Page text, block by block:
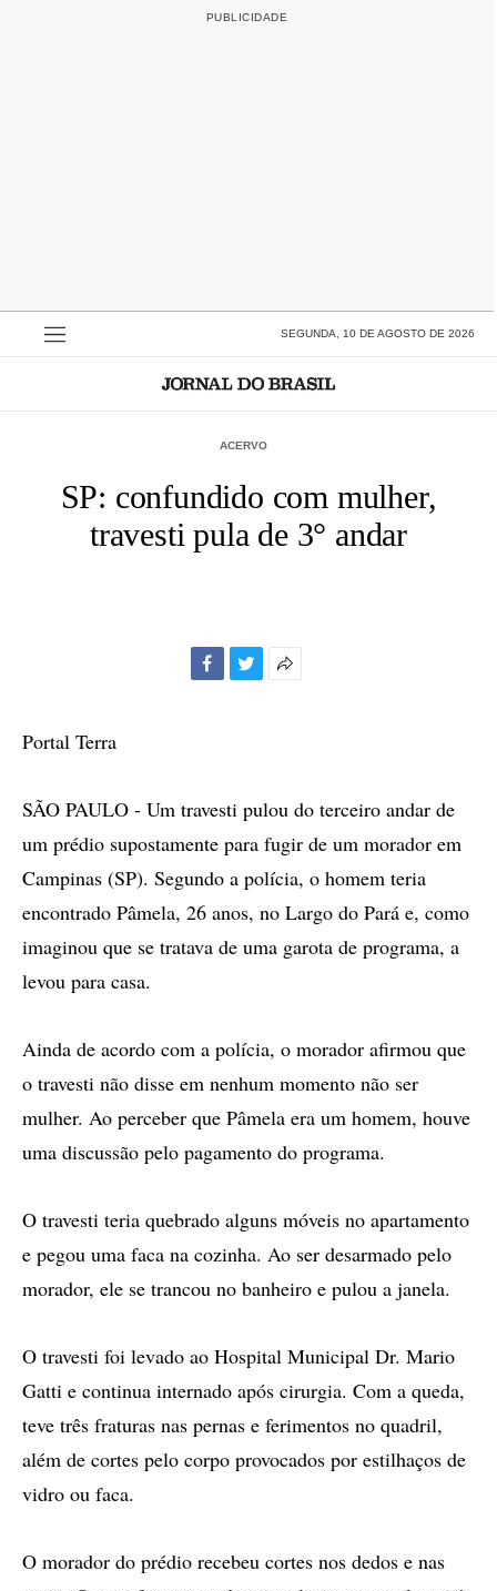
SEGUNDA, 10 DE AGOSTO DE 2026
ACERVO
SP: confundido com mulher,
travesti pula de 3° andar
Portal Terra
SÃO PAULO - Um travesti pulou do terceiro andar de
um prédio supostamente para fugir de um morador em
Campinas (SP). Segundo a polícia, o homem teria
encontrado Pâmela, 26 anos, no Largo do Pará e, como
imaginou que se tratava de uma garota de programa, a
levou para casa.
Ainda de acordo com a polícia, o morador afirmou que
o travesti não disse em nenhum momento não ser
mulher. Ao perceber que Pâmela era um homem, houve
uma discussão pelo pagamento do programa.
O travesti teria quebrado alguns móveis no apartamento
e pegou uma faca na cozinha. Ao ser desarmado pelo
morador, ele se trancou no banheiro e pulou a janela.
O travesti foi levado ao Hospital Municipal Dr. Mario
Gatti e continua internado após cirurgia. Com a queda,
teve três fraturas nas pernas e ferimentos no quadril,
além de cortes pelo corpo provocados por estilhaços de
vidro ou faca.
O morador do prédio recebeu cortes nos dedos e nas